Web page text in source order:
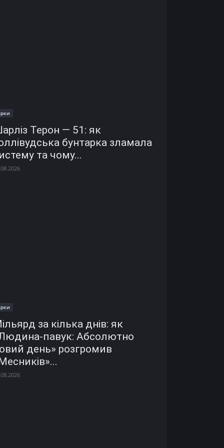
Терон — 51: як
бунтарка зламала
та чому...
за кілька днів: як
павук: Абсолютно
день» розгромив